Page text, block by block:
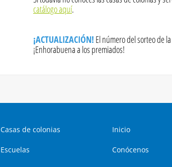
catálogo aquí.
¡ACTUALIZACIÓN! El número del sorteo de
¡Enhorabuena a los premiados!
Casas de colonias Inicio
Escuelas Conócenos